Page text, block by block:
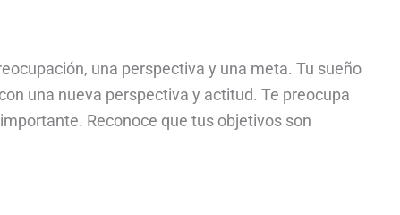
una perspectiva y una meta. Tu sueño
una nueva perspectiva y actitud. Te preocupa
Reconoce que tus objetivos son